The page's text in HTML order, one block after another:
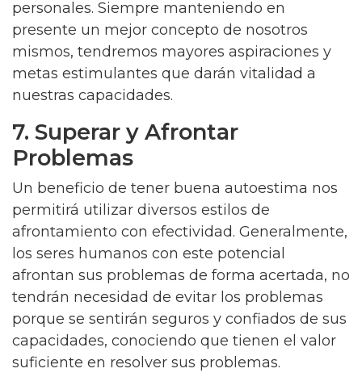
personales. Siempre manteniendo en
presente un mejor concepto de nosotros
mismos, tendremos mayores aspiraciones y
metas estimulantes que darán vitalidad a
nuestras capacidades.
7. Superar y Afrontar
Problemas
Un beneficio de tener buena autoestima nos
permitirá utilizar diversos estilos de
afrontamiento con efectividad. Generalmente,
los seres humanos con este potencial
afrontan sus problemas de forma acertada, no
tendrán necesidad de evitar los problemas
porque se sentirán seguros y confiados de sus
capacidades, conociendo que tienen el valor
suficiente en resolver sus problemas.